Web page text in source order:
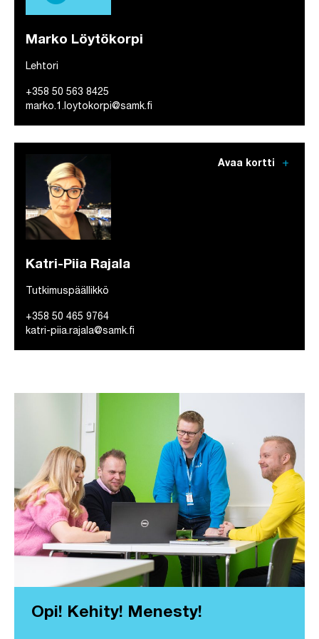
Marko Löytökorpi
Lehtori
+358 50 563 8425
marko.1.loytokorpi@samk.fi
Avaa kortti add
Katri-Piia Rajala
Tutkimuspäällikkö
+358 50 465 9764
katri-piia.rajala@samk.fi
Opi! Kehity! Menesty!